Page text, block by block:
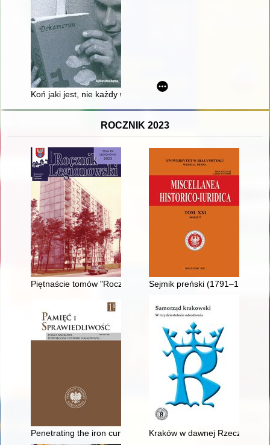
Koń jaki jest, nie każdy widzi
ROCZNIK 2023
Piętnaście tomów "Rocznika Legionowskiego"
Sejmik preński (1791–1794)
Penetrating the iron curtain : the Rockefeller and Ford
Kraków w dawnej